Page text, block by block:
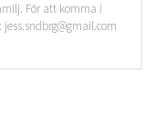
För att komma i